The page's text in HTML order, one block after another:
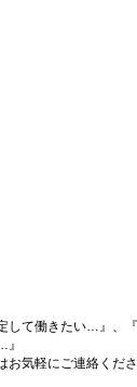
して働きたい…』、
気軽にご連絡くだ